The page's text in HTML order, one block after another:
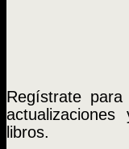
Regístrate
libros.